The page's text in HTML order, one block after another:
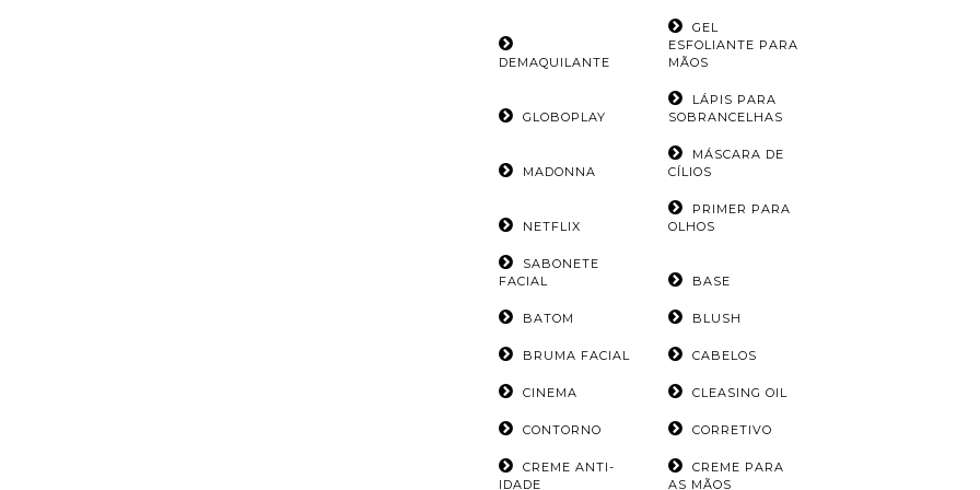
DEMAQUILANTE
GEL
ESFOLIANTE PARA
MÃOS
GLOBOPLAY
LÁPIS PARA
SOBRANCELHAS
MADONNA
MÁSCARA DE
CÍLIOS
NETFLIX
PRIMER PARA
OLHOS
SABONETE
FACIAL
BASE
BATOM BLUSH
BRUMA FACIAL CABELOS
CINEMA CLEASING OIL
CONTORNO CORRETIVO
CREME ANTI-
IDADE
CREME PARA
AS MÃOS